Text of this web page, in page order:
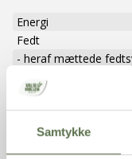
Samtykke
Energi
Fedt
- heraf mættede
Kulhydrater
- heraf sukkerarter
Kostfibre
Protein
Salt